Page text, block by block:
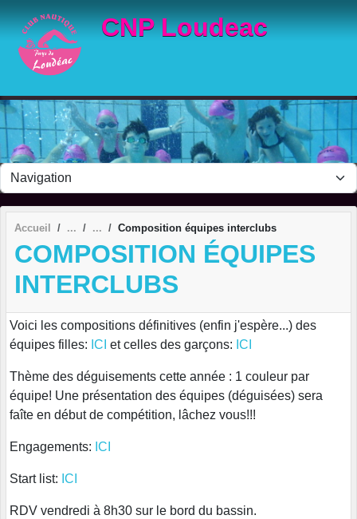
CNP Loudeac
Accueil Composition équipes interclubs
COMPOSITION ÉQUIPES
INTERCLUBS
Voici les compositions définitives (enfin j'espère...) des
équipes filles: ICI et celles des garçons: ICI
Thème des déguisements cette année : 1 couleur par
équipe! Une présentation des équipes (déguisées) sera
faîte en début de compétition, lâchez vous!!!
Engagements: ICI
Start list: ICI
RDV vendredi à 8h30 sur le bord du bassin.